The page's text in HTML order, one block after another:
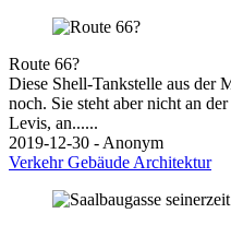
Route 66?
Diese Shell-Tankstelle aus der
noch. Sie steht aber nicht an
Levis, an......
2019-12-30 - Anonym
VerkehrGebäude Architektur